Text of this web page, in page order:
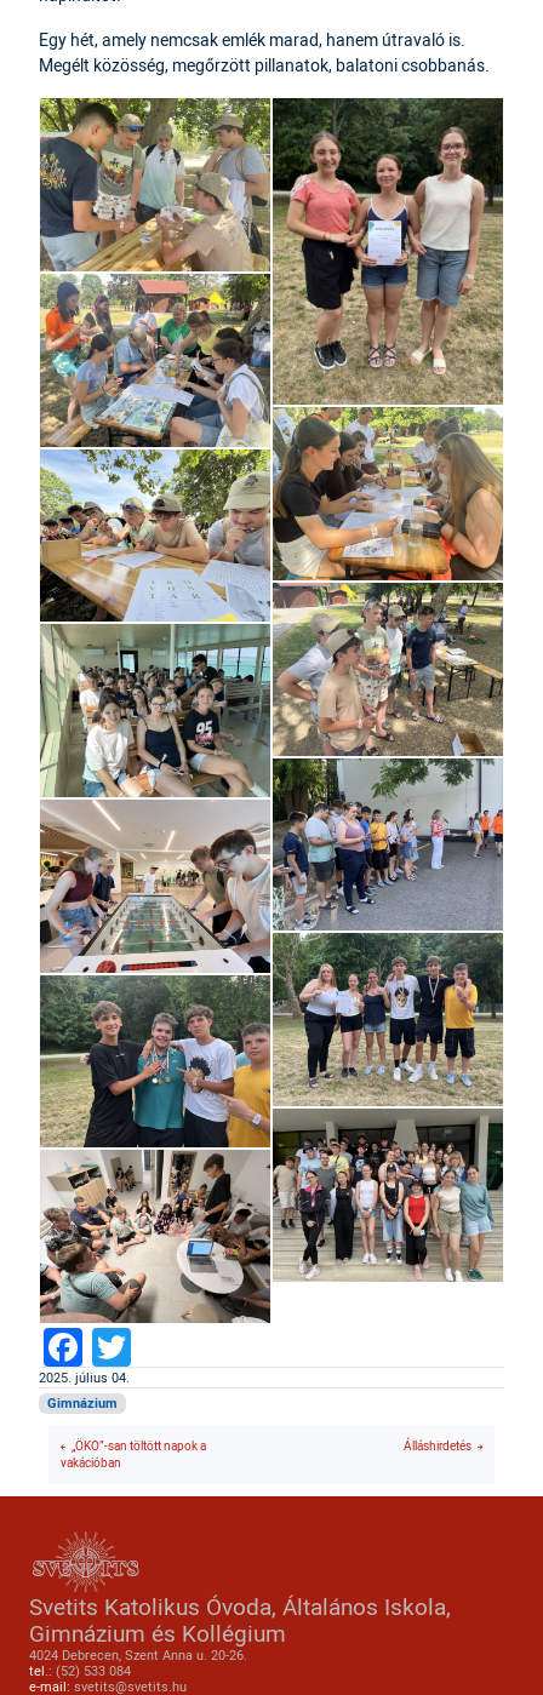
Egy hét, amely nemcsak emlék marad, hanem útravaló is.
Megélt közösség, megőrzött pillanatok, balatoni csobbanás.
Facebook
2025. július 04.
Gimnázium
„ÖKO”-san töltött napok a
vakációban
Álláshirdetés
Svetits Katolikus Óvoda, Általános Iskola,
Gimnázium és Kollégium
4024 Debrecen, Szent Anna u. 20-26.
tel.: (52) 533 084
e-mail: svetits@svetits.hu